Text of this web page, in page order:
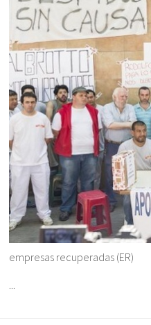
empresas recuperadas (ER)
...